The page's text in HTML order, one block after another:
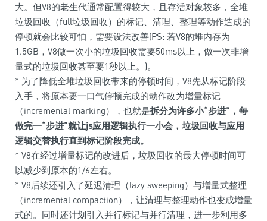
大。但V8的老生代通常配置得较大，且存活对象较多，全堆
垃圾回收（full垃圾回收）的标记、清理、整理等动作造成的
停顿就会比较可怕，需要设法改善(PS: 若V8的堆内存为
1.5GB，V8做一次小的垃圾回收需要50ms以上，做一次非增
量式的垃圾回收甚至要1秒以上。)。
* 为了降低全堆垃圾回收带来的停顿时间，V8先从标记阶段
入手，将原本要一口气停顿完成的动作改为增量标记
（incremental marking），也就是拆分为许多小“步进”，每
做完一“步进”就让js应用逻辑执行一小会，垃圾回收与应用
逻辑交替执行直到标记阶段完成。
* V8在经过增量标记的改进后，垃圾回收的最大停顿时间可
以减少到原本的1/6左右。
* V8后续还引入了延迟清理（lazy sweeping）与增量式整理
（incremental compaction），让清理与整理动作也变成增量
式的。同时还计划引入并行标记与并行清理，进一步利用多